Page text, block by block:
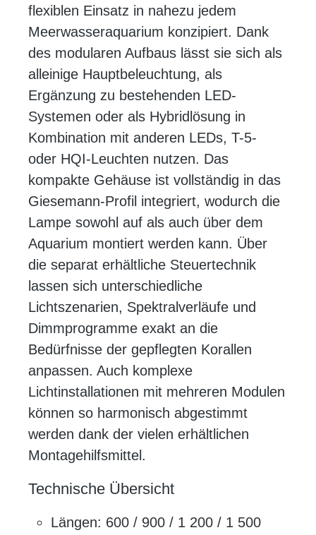
flexiblen Einsatz in nahezu jedem
Meerwasseraquarium konzipiert. Dank
des modularen Aufbaus lässt sie sich als
alleinige Hauptbeleuchtung, als
Ergänzung zu bestehenden LED-
Systemen oder als Hybridlösung in
Kombination mit anderen LEDs, T-5-
oder HQI-Leuchten nutzen. Das
kompakte Gehäuse ist vollständig in das
Giesemann-Profil integriert, wodurch die
Lampe sowohl auf als auch über dem
Aquarium montiert werden kann. Über
die separat erhältliche Steuertechnik
lassen sich unterschiedliche
Lichtszenarien, Spektralverläufe und
Dimmprogramme exakt an die
Bedürfnisse der gepflegten Korallen
anpassen. Auch komplexe
Lichtinstallationen mit mehreren Modulen
können so harmonisch abgestimmt
werden dank der vielen erhältlichen
Montagehilfsmittel.
Technische Übersicht
Längen: 600 / 900 / 1 200 / 1 500